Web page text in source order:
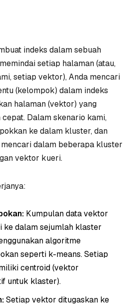
indeks dalam sebuah
setiap halaman (atau,
setiap vektor), Anda mencari
(kelompok) dalam indeks
halaman (vektor) yang
Dalam skenario kami,
ke dalam kluster, dan
dalam beberapa kluster
vektor kueri.
Kumpulan data vektor
ke dalam sejumlah klaster
algoritme
seperti k-means. Setiap
centroid (vektor
untuk klaster).
Setiap vektor ditugaskan ke